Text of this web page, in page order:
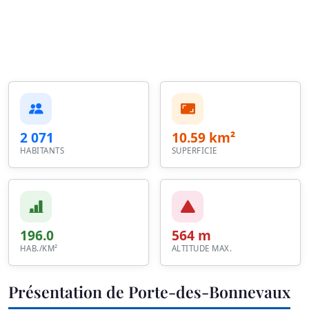
2 071
HABITANTS
10.59 km²
SUPERFICIE
196.0
HAB./KM²
564 m
ALTITUDE MAX.
Présentation de Porte-des-Bonnevaux